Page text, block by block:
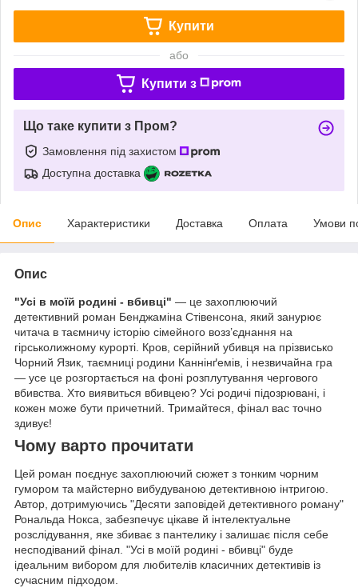
Купити
або
Купити з
Що таке купити з Пром?
Замовлення під захистом
Доступна доставка
Опис Характеристики Доставка Оплата Умови
Опис
"Усі в моїй родині - вбивці" — це захоплюючий
детективний роман Бенджаміна Стівенсона, який занурює
читача в таємничу історію сімейного возз’єднання на
гірськолижному курорті. Кров, серійний убивця на прізвисько
Чорний Язик, таємниці родини Каннінґемів, і незвичайна гра
— усе це розгортається на фоні розплутування чергового
вбивства. Хто виявиться вбивцею? Усі родичі підозрювані, і
кожен може бути причетний. Тримайтеся, фінал вас точно
здивує!
Чому варто прочитати
Цей роман поєднує захоплюючий сюжет з тонким чорним
гумором та майстерно вибудуваною детективною інтригою.
Автор, дотримуючись "Десяти заповідей детективного роману"
Рональда Нокса, забезпечує цікаве й інтелектуальне
розслідування, яке збиває з пантелику і залишає після себе
несподіваний фінал. "Усі в моїй родині - вбивці" буде
ідеальним вибором для любителів класичних детективів із
сучасним підходом.